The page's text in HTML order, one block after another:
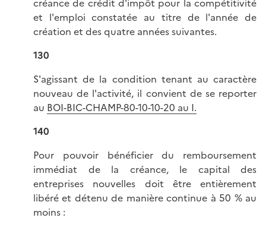
créance de crédit d'impôt pour la compétitivité
et l'emploi constatée au titre de l'année de
création et des quatre années suivantes.
130
S'agissant de la condition tenant au caractère
nouveau de l'activité, il convient de se reporter
au BOI-BIC-CHAMP-80-10-10-20 au I.
140
Pour pouvoir bénéficier du remboursement
immédiat de la créance, le capital des
entreprises nouvelles doit être entièrement
libéré et détenu de manière continue à 50 % au
moins :